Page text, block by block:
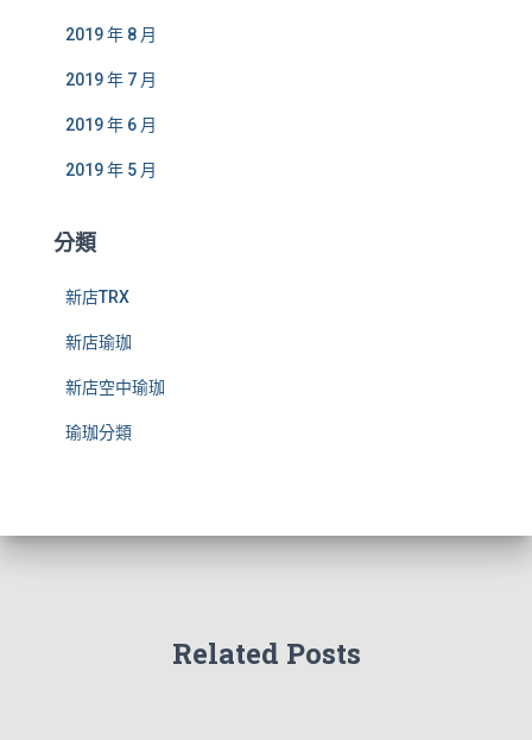
2019 年 8 月
2019 年 7 月
2019 年 6 月
2019 年 5 月
分類
新店TRX
新店瑜珈
新店空中瑜珈
瑜珈分類
Related Posts